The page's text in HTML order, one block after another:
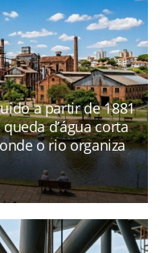
a partir de 1881
d’água corta
o rio organiza